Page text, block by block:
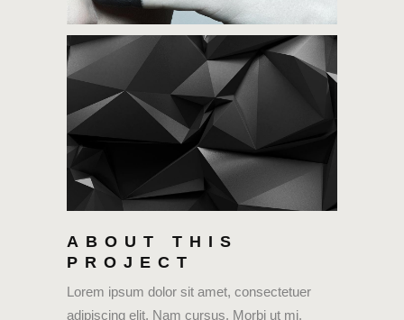
ABOUT THIS
PROJECT
Lorem ipsum dolor sit amet, consectetuer
adipiscing elit. Nam cursus. Morbi ut mi.